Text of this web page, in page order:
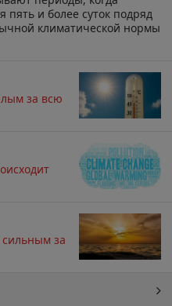
пять и более суток подряд
климатической нормы
за всю
за